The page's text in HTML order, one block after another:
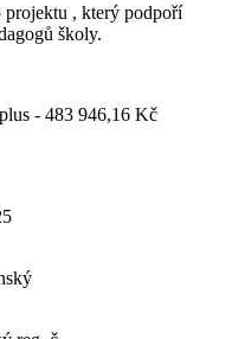
projektu , který podpoří
školy.
- 483 946,16 Kč